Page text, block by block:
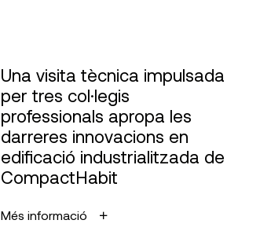
Una visita tècnica impulsada
per tres col·legis
professionals apropa les
darreres innovacions en
edificació industrialitzada de
CompactHabit
Més informació